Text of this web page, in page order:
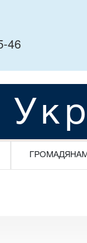
46
ГРОМАДЯНАМ